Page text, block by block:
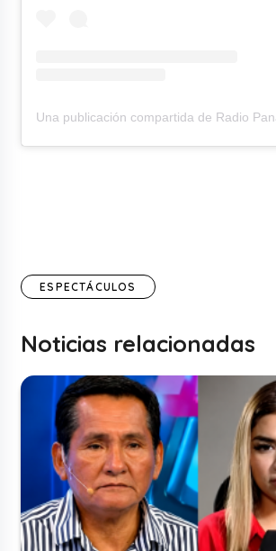
ESPECTÁCULOS
Noticias relacionadas